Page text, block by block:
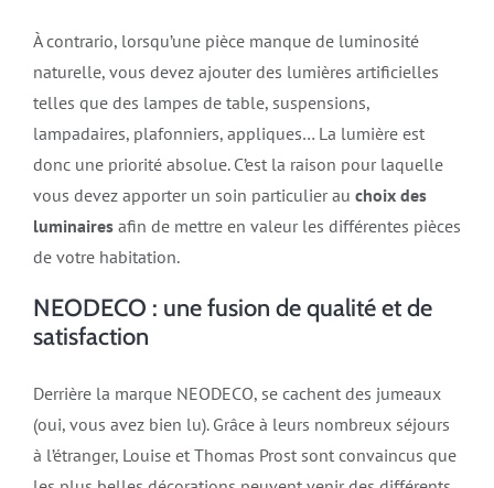
À contrario, lorsqu’une pièce manque de luminosité
naturelle, vous devez ajouter des lumières artificielles
telles que des lampes de table, suspensions,
lampadaires, plafonniers, appliques… La lumière est
donc une priorité absolue. C’est la raison pour laquelle
vous devez apporter un soin particulier au choix des
luminaires afin de mettre en valeur les différentes pièces
de votre habitation.
NEODECO : une fusion de qualité et de
satisfaction
Derrière la marque NEODECO, se cachent des jumeaux
(oui, vous avez bien lu). Grâce à leurs nombreux séjours
à l’étranger, Louise et Thomas Prost sont convaincus que